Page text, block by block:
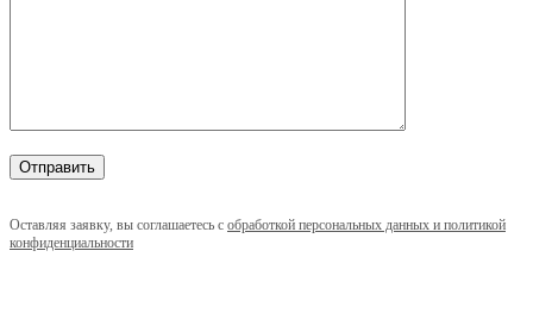
Оставляя заявку, вы соглашаетесь с обработкой персональных данных и политикой
конфиденциальности